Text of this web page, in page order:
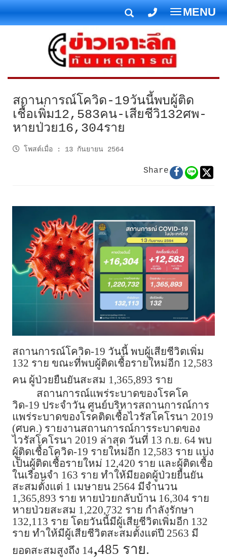
T
o
g
g
l
e
n
a
v
t
MENU
สถานการณ์โควิด-19วันนี้พบผู้ติด
เชื้อเพิ่ม12,583คน-เสียชีวิ132ศพ-
หายป่วย16,304ราย
โพสต์เมื่อ : 13 กันยายน 2564
Share
สถานการณ์โควิด-19 วันนี้ พบผู้เสียชีวิตเพิ่ม
132 ราย ขณะที่พบผู้ติดเชื้อรายใหม่อีก 12,583
คน ผู้ป่วยยืนยันสะสม 1,365,893 ราย
สถานการณ์แพร่ระบาดของโรคโค
วิด-19 ประจำวัน ศูนย์บริหารสถานการณ์การ
แพร่ระบาดของโรคติดเชื้อไวรัสโคโรนา 2019
(ศบค.) รายงานสถานการณ์การระบาดของ
ไวรัสโคโรนา 2019 ล่าสุด วันที่ 13 ก.ย. 64 พบ
ผู้ติดเชื้อโควิด-19 รายใหม่อีก 12,583 ราย แบ่ง
เป็นผู้ติดเชื้อรายใหม่ 12,420 ราย และผู้ติดเชื้อ
ในเรือนจำ 163 ราย ทำให้มียอดผู้ป่วยยืนยัน
สะสมตั้งแต่ 1 เมษายน 2564 มีจำนวน
1,365,893 ราย หายป่วยกลับบ้าน 16,304 ราย
หายป่วยสะสม 1,220,732 ราย กำลังรักษา
132,113 ราย โดยวันนี้มีผู้เสียชีวิตเพิ่มอีก 132
ราย ทำให้มีผู้เสียชีวิตสะสมตั้งแต่ปี 2563 มี
ยอดสะสมสูงถึง 14,485 ราย.